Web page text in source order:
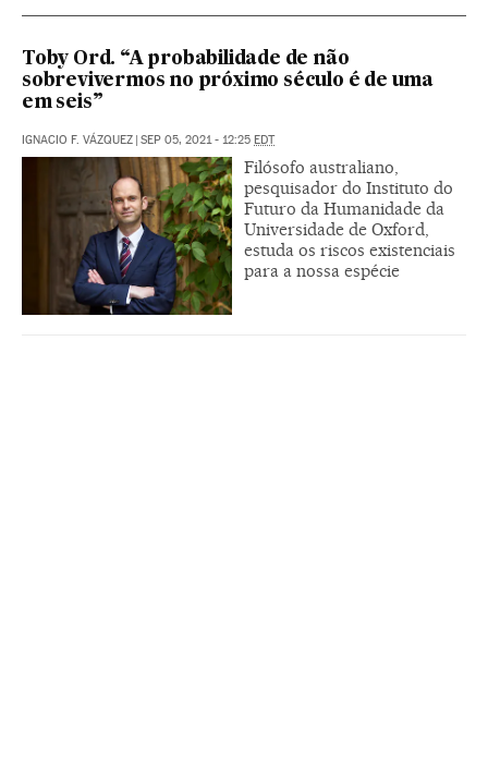
Toby Ord. “A probabilidade de não
sobrevivermos no próximo século é de uma
em seis”
IGNACIO F. VÁZQUEZ SEP 05, 2021 - 12:25 EDT
Filósofo australiano,
pesquisador do Instituto do
Futuro da Humanidade da
Universidade de Oxford,
estuda os riscos existenciais
para a nossa espécie